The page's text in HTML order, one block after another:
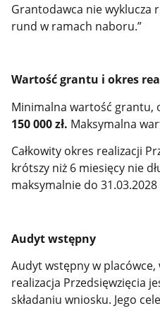
Grantodawca nie wyklucza
rund w ramach naboru.”
Wartość grantu i okres
Minimalna wartość grantu,
150 000 zł. Maksymalna
Całkowity okres realizacji
krótszy niż 6 miesięcy nie
maksymalnie do 31.03.2028
Audyt wstępny
Audyt wstępny w
realizacja Przedsięwzięcia
składaniu wniosku. Jego